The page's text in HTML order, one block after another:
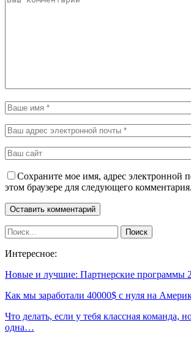
Сохраните мое имя, адрес электронной
этом браузере для следующего комментария.
Интересное:
Новые и лучшие: Партнерские программы
Как мы заработали 40000$ c нуля на
Что делать, если у тебя классная команда,
одна…